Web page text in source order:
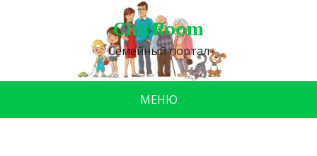
ChicRoom
Семейный портал
МЕНЮ